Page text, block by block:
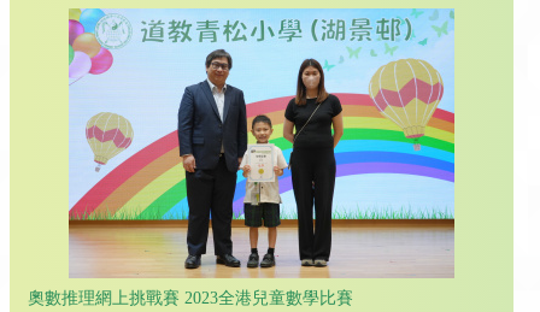
奧數推理網上挑戰賽 2023全港兒童數學比賽